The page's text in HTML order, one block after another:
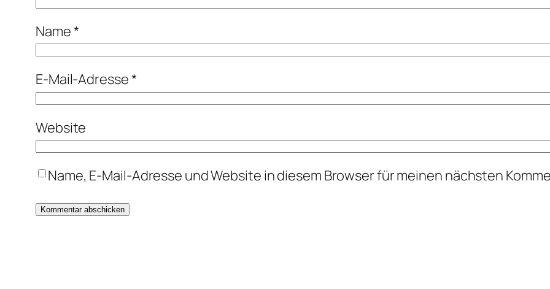
Name*
E-Mail-Adresse*
Website
Name, E-Mail-Adresse und Website in diesem Browser für meinen nächsten